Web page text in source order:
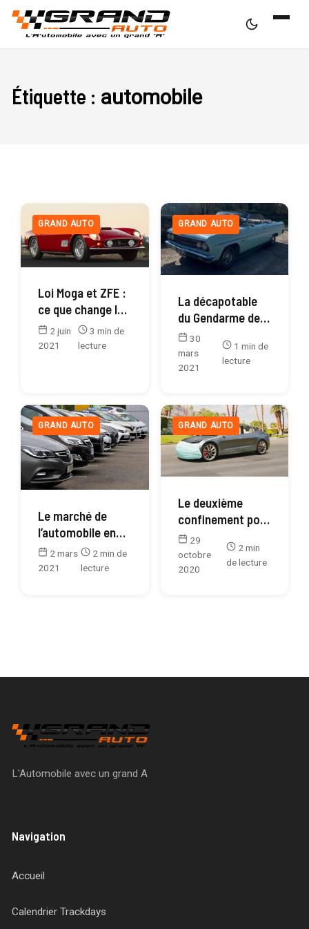
Étiquette : automobile
GRAND AUTO
Loi Moga et ZFE :
ce que change la
vignette
collection
2 juin
2021
3 min de
lecture
GRAND AUTO
La décapotable
du Gendarme de
Saint-Tropez a un
nouveau
propriétaire
30
mars
2021
1 min de
lecture
GRAND AUTO
Le marché de
l’automobile en
berne pour février
2021
2 mars
2021
2 min de
lecture
GRAND AUTO
Le deuxième
confinement pour
l’Automobile
29
octobre
2020
2 min
de lecture
L'Automobile avec un grand A
Navigation
Accueil
Calendrier Trackdays